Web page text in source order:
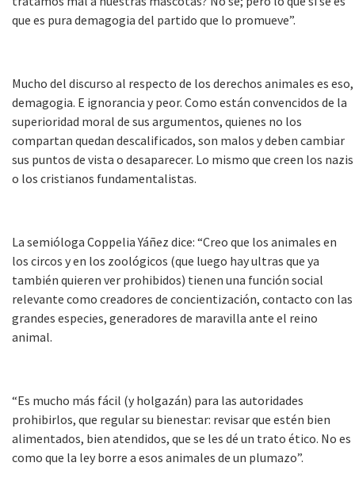
que es pura demagogia del partido que lo promueve”.
Mucho del discurso al respecto de los derechos animales es eso,
demagogia. E ignorancia y peor. Como están convencidos de la
superioridad moral de sus argumentos, quienes no los
compartan quedan descalificados, son malos y deben cambiar
sus puntos de vista o desaparecer. Lo mismo que creen los nazis
o los cristianos fundamentalistas.
La semióloga Coppelia Yáñez dice: “Creo que los animales en
los circos y en los zoológicos (que luego hay ultras que ya
también quieren ver prohibidos) tienen una función social
relevante como creadores de concientización, contacto con las
grandes especies, generadores de maravilla ante el reino
animal.
“Es mucho más fácil (y holgazán) para las autoridades
prohibirlos, que regular su bienestar: revisar que estén bien
alimentados, bien atendidos, que se les dé un trato ético. No es
como que la ley borre a esos animales de un plumazo”.